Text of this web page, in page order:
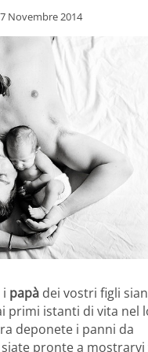
Novembre 2014
i papà dei vostri figli
primi istanti di vita nel
deponete i panni da
siate pronte a